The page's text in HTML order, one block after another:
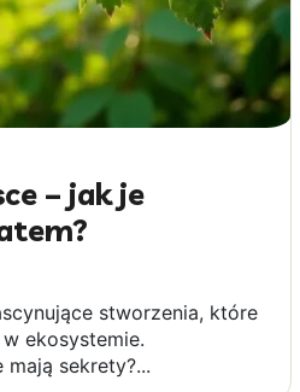
– jak je
stworzenia, które
ekosystemie.
mają sekrety?...